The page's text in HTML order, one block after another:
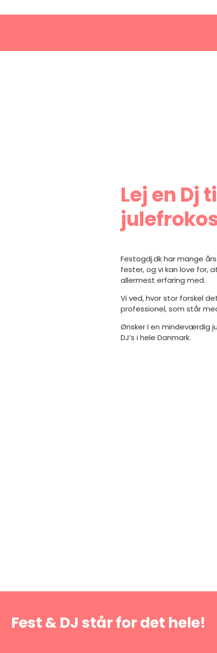
Lej en Dj
Festogdj.dk har mange
fester, og vi kan love for,
allermest erfaring med.
Vi ved, hvor stor forskel
professionel, som står
Ønsker I en mindeværdig
DJ’s i hele Danmark.
Fest & DJ står for det hele!